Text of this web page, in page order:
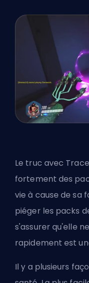
Le truc avec
fortement des
vie à cause de sa
piéger les packs
s'assurer qu'elle
rapidement est
Il y a plusieurs